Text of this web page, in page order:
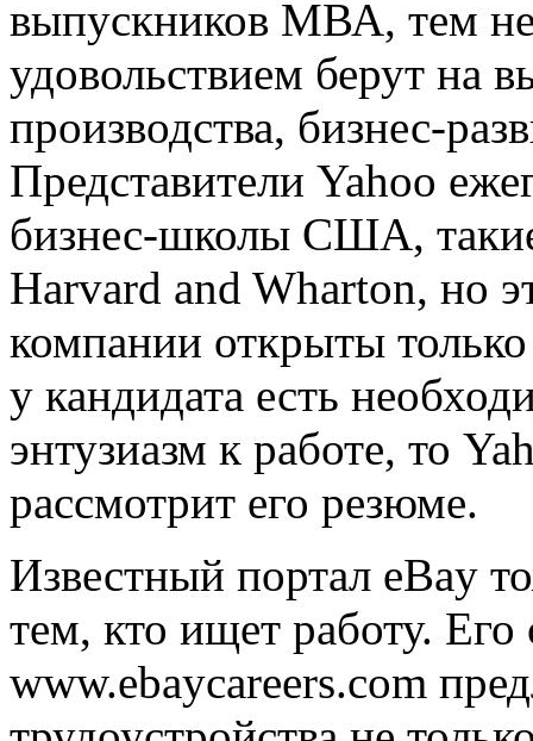
выпускников МВА, тем
удовольствием берут на
производства, бизнес-
Представители Yahoo
бизнес-школы США,
Harvard and Wharton, но
компании открыты
у кандидата есть
энтузиазм к работе, то
рассмотрит его резюме.
Известный портал eBay
тем, кто ищет работу.
www.ebaycareers.com